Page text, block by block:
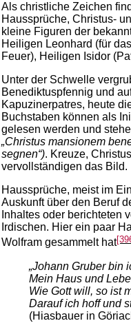
Als christliche Zeichen
Haussprüche, Christus-
kleine Figuren der
Heiligen Leonhard (für
Feuer), Heiligen Isidor
Unter der Schwelle
Benediktuspfennig und
Kapuzinerpatres, heute
Buchstaben können als
gelesen werden und
„Christus mansionem
segnen“). Kreuze,
vervollständigen das Bild.
Haussprüche, meist im
Auskunft über den Beruf
Inhaltes oder berichteten
Irdischen. Hier ein paar
Wolfram gesammelt hat
„Johann Gruber bin
Mein Haus und
Wie Gott will, so ist
Darauf ich hoff und
(Hiasbauer in